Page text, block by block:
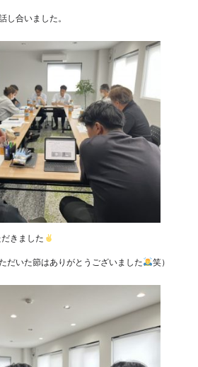
し合いました。
きました
だいた節はありがとうございました 笑）